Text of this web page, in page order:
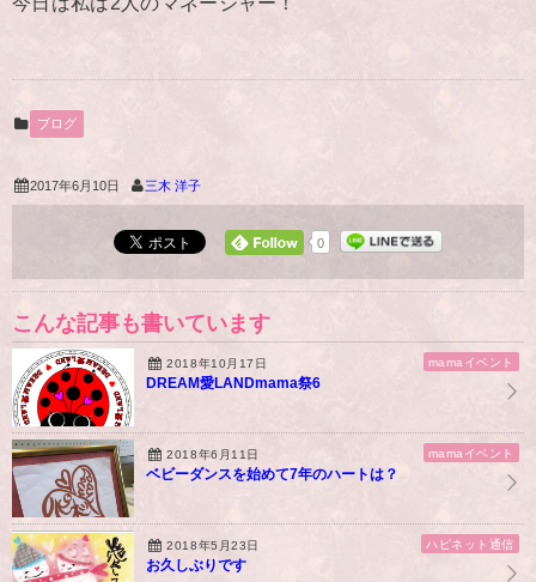
ブログ
2017年6月10日 三木 洋子
0
こんな記事も書いています
2018年10月17日 mamaイベント
DREAM愛LANDmama祭6
2018年6月11日 mamaイベント
ベビーダンスを始めて7年のハートは？
2018年5月23日 ハピネット通信
お久しぶりです